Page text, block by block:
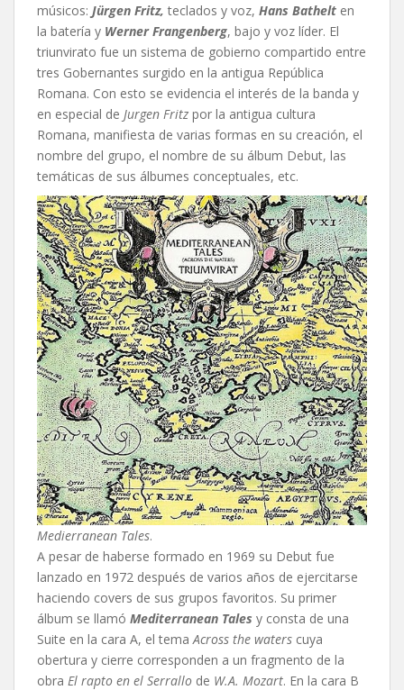
músicos: Jürgen Fritz, teclados y voz, Hans Bathelt en
la batería y Werner Frangenberg, bajo y voz líder. El
triunvirato fue un sistema de gobierno compartido entre
tres Gobernantes surgido en la antigua República
Romana. Con esto se evidencia el interés de la banda y
en especial de Jurgen Fritz por la antigua cultura
Romana, manifiesta de varias formas en su creación, el
nombre del grupo, el nombre de su álbum Debut, las
temáticas de sus álbumes conceptuales, etc.
Medierranean Tales.
A pesar de haberse formado en 1969 su Debut fue
lanzado en 1972 después de varios años de ejercitarse
haciendo covers de sus grupos favoritos. Su primer
álbum se llamó Mediterranean Tales y consta de una
Suite en la cara A, el tema Across the waters cuya
obertura y cierre corresponden a un fragmento de la
obra El rapto en el Serrallo de W.A. Mozart. En la cara B